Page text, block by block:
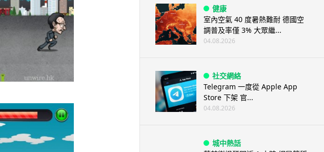
健康
室內空氣 40 度暑熱難耐 德國空
調普及率僅 3% 大眾繼...
04.08.2026
社交網絡
Telegram 一度從 Apple App
Store 下架 官...
04.08.2026
城中熱話